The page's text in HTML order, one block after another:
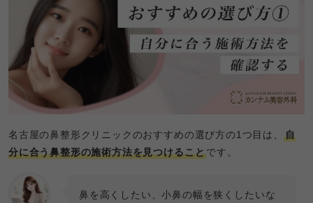
名古屋の鼻整形クリニックのおすすめの選び方の1つ目は、
自
分に合う鼻整形の施術方法を見つけることです。
鼻を高くしたい、小鼻の幅を狭くしたいな